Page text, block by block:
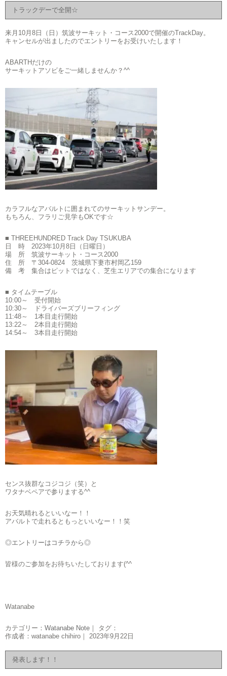
トラックデーで全開☆
来月10月8日（日）筑波サーキット・コース2000で開催のTrackDay。
キャンセルが出ましたのでエントリーをお受けいたします！
ABARTHだけの
サーキットアソビをご一緒しませんか？^^
カラフルなアバルトに囲まれてのサーキットサンデー。
もちろん、フラリご見学もOKです☆
■ THREEHUNDRED Track Day TSUKUBA
日 時 2023年10月8日（日曜日）
場 所 筑波サーキット・コース2000
住 所 〒304-0824 茨城県下妻市村岡乙159
備 考 集合はピットではなく、芝生エリアでの集合になります
■ タイムテーブル
10:00～ 受付開始
10:30～ ドライバーズブリーフィング
11:48～ 1本目走行開始
13:22～ 2本目走行開始
14:54～ 3本目走行開始
センス抜群なコジコジ（笑）と
ワタナベペアで参りまする^^
お天気晴れるといいなー！！
アバルトで走れるともっといいなー！！笑
◎エントリーはコチラから◎
皆様のご参加をお待ちいたしております(^^ゞ
Watanabe
カテゴリー： Watanabe Note ｜ タグ：
作成者：watanabe chihiro｜ 2023年9月22日
発表します！！